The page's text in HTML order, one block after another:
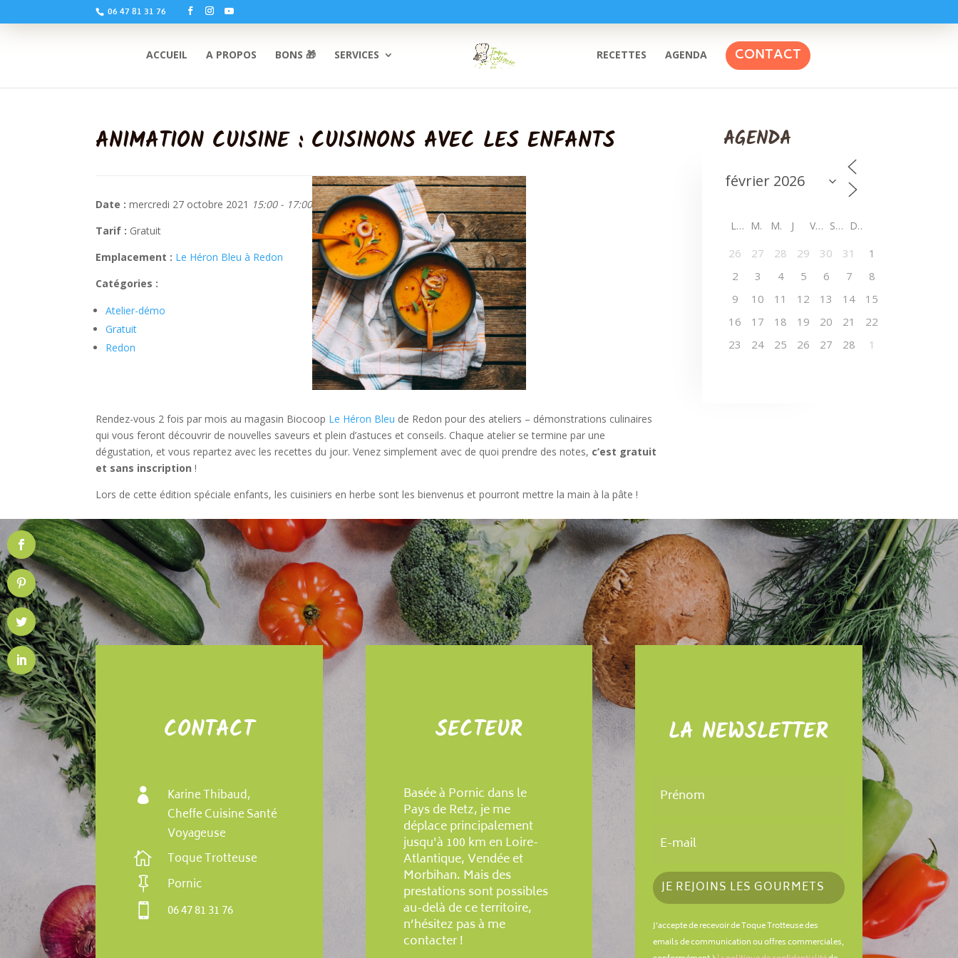
06 47 81 31 76
ACCUEIL A PROPOS BONS 🎁 SERVICES RECETTES AGENDA CONTACT
ANIMATION CUISINE : CUISINONS AVEC LES ENFANTS
Date : mercredi 27 octobre 2021 15:00 - 17:00
Tarif : Gratuit
Emplacement : Le Héron Bleu à Redon
Catégories :
Atelier-démo
Gratuit
Redon
Rendez-vous 2 fois par mois au magasin Biocoop Le Héron Bleu de Redon pour des ateliers – démonstrations culinaires
qui vous feront découvrir de nouvelles saveurs et plein d’astuces et conseils. Chaque atelier se termine par une
dégustation, et vous repartez avec les recettes du jour. Venez simplement avec de quoi prendre des notes, c’est gratuit
et sans inscription !
Lors de cette édition spéciale enfants, les cuisiniers en herbe sont les bienvenus et pourront mettre la main à la pâte !
AGENDA
L M M J V S D
26 27 28 29 30 31
1
2
3 4 5 6 7
8
9
10 11 12 13 14
15
16
17 18 19 20 21
22
23
24 25 26 27 28 1
CONTACT

Karine Thibaud,
Cheffe Cuisine Santé
Voyageuse
 Toque Trotteuse
 Pornic
06 47 81 31 76
SECTEUR
Basée à Pornic dans le
Pays de Retz, je me
déplace principalement
jusqu'à 100 km en Loire-
Atlantique, Vendée et
Morbihan. Mais des
prestations sont possibles
au-delà de ce territoire,
n’hésitez pas à me
contacter !
LA NEWSLETTER
JE REJOINS LES GOURMETS
J'accepte de recevoir de Toque Trotteuse des
emails de communication ou offres commerciales,